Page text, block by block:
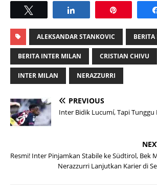
ALEKSANDAR STANKOVIC
BERITA INTER MILAN CRISTIAN CHIVU
INTER MILAN NERAZZURRI
PREVIOUS
Inter Bidik Lucumí, Tapi Tunggu
Resmi! Inter Pinjamkan Stabile ke Südtirol, Bek
Nerazzurri Lanjutkan Karier di